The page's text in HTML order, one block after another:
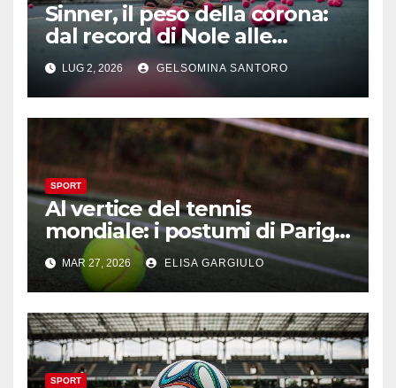
Sinner, il peso della corona:
dal record di Nole alle
maratone di Wimbledon
LUG 2, 2026 GELSOMINA SANTORO
SPORT
Al vertice del tennis
mondiale: i postumi di Parigi
e la minaccia di Arthur Fils
MAR 27, 2026 ELISA GARGIULO
SPORT